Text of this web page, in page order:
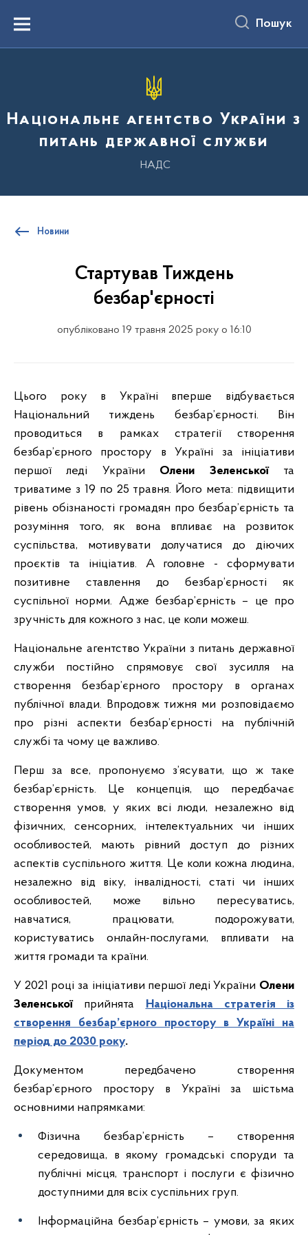
вмістуMenu Пошук
Національне агентство України з
питань державної служби
НАДС
Новини
Стартував Тиждень
безбар'єрності
опубліковано 19 травня 2025 року о 16:10
Цього року в Україні вперше відбувається
Національний тиждень безбар’єрності. Він
проводиться в рамках стратегії створення
безбар’єрного простору в Україні за ініціативи
першої леді України Олени Зеленської та
триватиме з 19 по 25 травня. Його мета: підвищити
рівень обізнаності громадян про безбар’єрність та
розуміння того, як вона впливає на розвиток
суспільства, мотивувати долучатися до діючих
проєктів та ініціатив. А головне - сформувати
позитивне ставлення до безбар’єрності як
суспільної норми. Адже безбар’єрність – це про
зручність для кожного з нас, це коли можеш.
Національне агентство України з питань державної
служби постійно спрямовує свої зусилля на
створення безбар’єрного простору в органах
публічної влади. Впродовж тижня ми розповідаємо
про різні аспекти безбар’єрності на публічній
службі та чому це важливо.
Перш за все, пропонуємо з’ясувати, що ж таке
безбар’єрність. Це концепція, що передбачає
створення умов, у яких всі люди, незалежно від
фізичних, сенсорних, інтелектуальних чи інших
особливостей, мають рівний доступ до різних
аспектів суспільного життя. Це коли кожна людина,
незалежно від віку, інвалідності, статі чи інших
особливостей, може вільно пересуватись,
навчатися, працювати, подорожувати,
користуватись онлайн-послугами, впливати на
життя громади та країни.
У 2021 році за ініціативи першої леді України Олени
Зеленськоїприйнята Національна стратегія із
створення безбар’єрного простору в Україні на
період до 2030 року.
Документом передбачено створення
безбар’єрного простору в Україні за шістьма
основними напрямками:
Фізична безбар’єрність – створення
середовища, в якому громадські споруди та
публічні місця, транспорт і послуги є фізично
доступними для всіх суспільних груп.
Інформаційна безбар’єрність – умови, за яких